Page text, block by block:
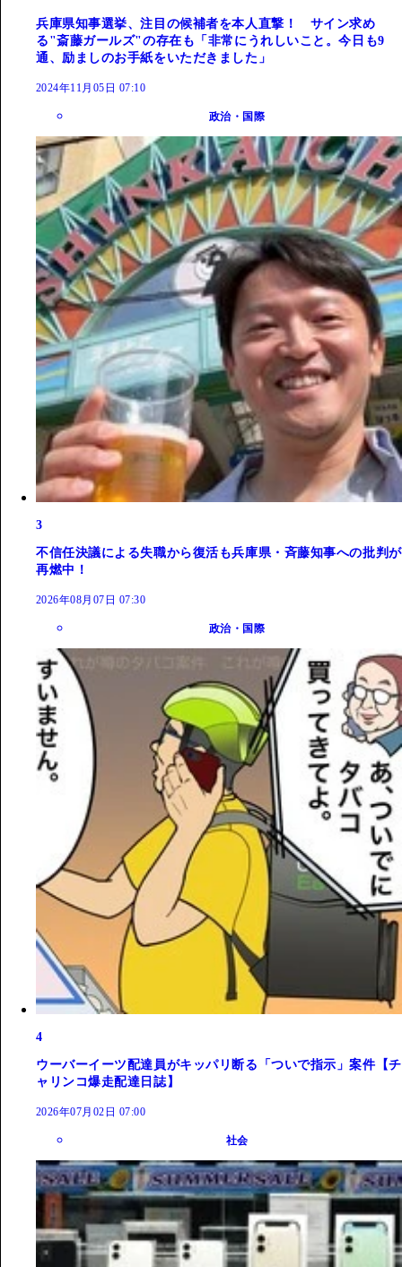
兵庫県知事選挙、注目の候補者を本人直撃！ サイン求め
る"斎藤ガールズ"の存在も「非常にうれしいこと。今日も9
通、励ましのお手紙をいただきました」
2024年11月05日 07:10
政治・国際
3
不信任決議による失職から復活も兵庫県・斉藤知事への批判が
再燃中！
2026年08月07日 07:30
政治・国際
4
ウーバーイーツ配達員がキッパリ断る「ついで指示」案件【チ
ャリンコ爆走配達日誌】
2026年07月02日 07:00
社会